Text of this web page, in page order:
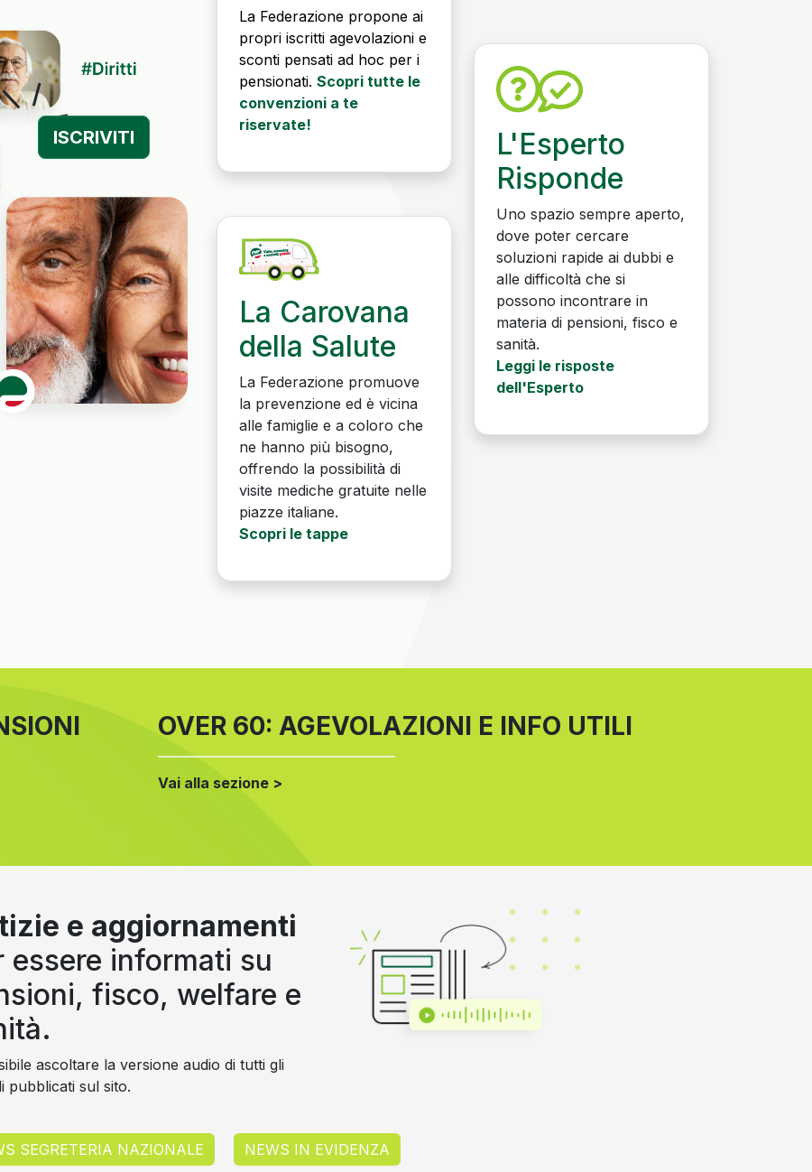
ISCRIVITI
La Federazione propone ai
propri iscritti agevolazioni e
sconti pensati ad hoc per i
pensionati. Scopri tutte le
convenzioni a te
riservate!
La Carovana
della Salute
La Federazione promuove
la prevenzione ed è vicina
alle famiglie e a coloro che
ne hanno più bisogno,
offrendo la possibilità di
visite mediche gratuite nelle
piazze italiane.
Scopri le tappe
L'Esperto
Risponde
Uno spazio sempre aperto,
dove poter cercare
soluzioni rapide ai dubbi e
alle difficoltà che si
possono incontrare in
materia di pensioni, fisco e
sanità.
Leggi le risposte
dell'Esperto
OVER 60: AGEVOLAZIONI E INFO UTILI
Vai alla sezione >
e aggiornamenti
essere informati su
fisco, welfare e
ascoltare la versione audio di tutti gli
pubblicati sul sito.
SEGRETERIA NAZIONALE NEWS IN EVIDENZA